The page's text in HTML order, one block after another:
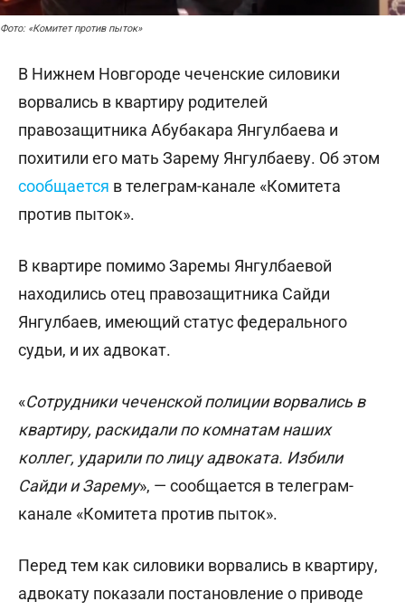
Фото: «Комитет против пыток»
В Нижнем Новгороде чеченские силовики
ворвались в квартиру родителей
правозащитника Абубакара Янгулбаева и
похитили его мать Зарему Янгулбаеву. Об этом
сообщается в телеграм-канале «Комитета
против пыток».
В квартире помимо Заремы Янгулбаевой
находились отец правозащитника Сайди
Янгулбаев, имеющий статус федерального
судьи, и их адвокат.
«Сотрудники чеченской полиции ворвались в
квартиру, раскидали по комнатам наших
коллег, ударили по лицу адвоката. Избили
Сайди и Зарему», — сообщается в телеграм-
канале «Комитета против пыток».
Перед тем как силовики ворвались в квартиру,
адвокату показали постановление о приводе